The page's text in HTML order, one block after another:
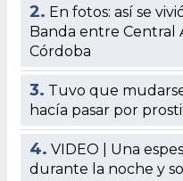
2. En fotos: así se
Banda entre Central
Córdoba
3. Tuvo que
hacía pasar por
4. VIDEO | Una
durante la noche y